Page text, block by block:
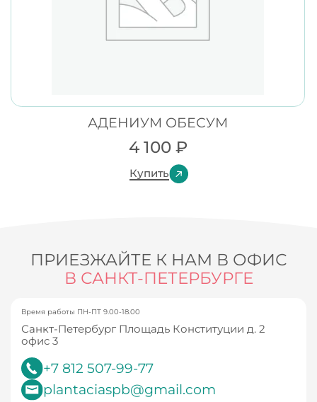
АДЕНИУМ ОБЕСУМ
4 100 ₽
Купить
ПРИЕЗЖАЙТЕ К НАМ В ОФИС
В САНКТ-ПЕТЕРБУРГЕ
Время работы ПН-ПТ 9.00-18.00
Санкт-Петербург Площадь Конституции д. 2
офис 3
+7 812 507-99-77
plantaciaspb@gmail.com